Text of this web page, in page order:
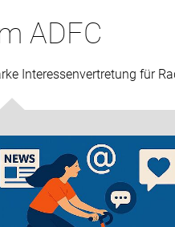
ADFC
Interessenvertretung für